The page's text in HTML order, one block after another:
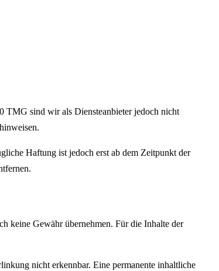
TMG sind wir als Diensteanbieter jedoch nicht
Haftung ist jedoch erst ab dem Zeitpunkt der
keine Gewähr übernehmen. Für die Inhalte der
nicht erkennbar. Eine permanente inhaltliche